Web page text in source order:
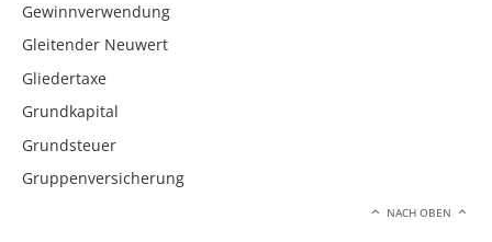
Gewinnverwendung
Gleitender Neuwert
Gliedertaxe
Grundkapital
Grundsteuer
Gruppenversicherung
NACH OBEN